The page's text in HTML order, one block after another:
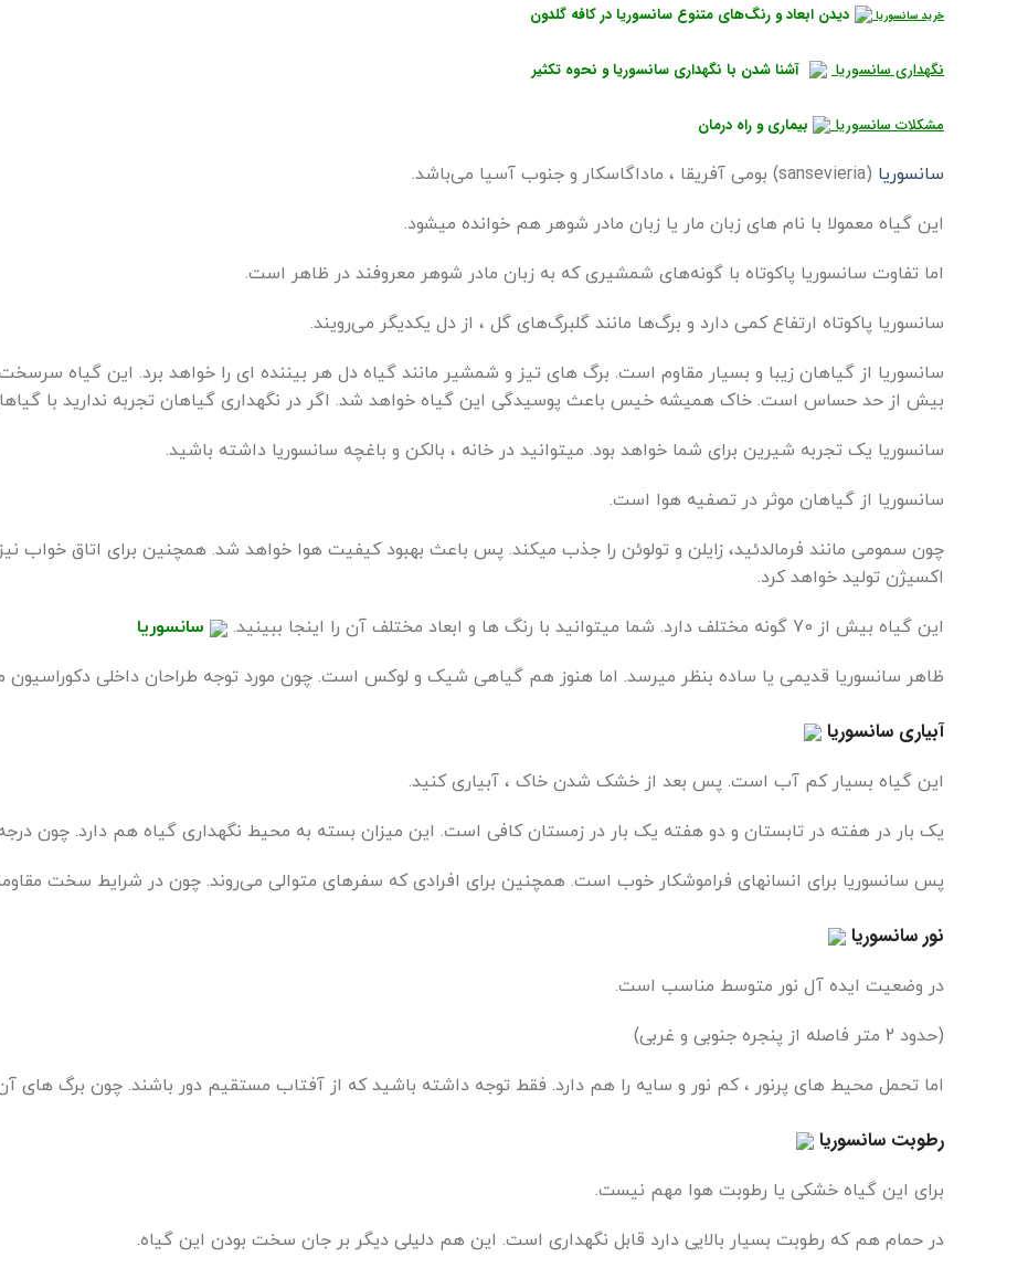
خرید سانسوریا دیدن ابعاد و رنگ‌های متنوع سانسوریا در کافه گلدون
نگهداری سانسوریا آشنا شدن با نگهداری سانسوریا و نحوه تکثیر
مشکلات سانسوریا بیماری و راه درمان
سانسوریا (sansevieria) بومی آفریقا ، ماداگاسکار و جنوب آسیا می‌باشد.
این گیاه معمولا با نام های زبان مار یا زبان مادر شوهر هم خوانده میشود.
اما تفاوت سانسوریا پاکوتاه با گونه‌های شمشیری که به زبان مادر شوهر معروفند در ظاهر است.
سانسوریا پاکوتاه ارتفاع کمی دارد و برگ‌ها مانند گلبرگ‌های گل ، از دل یکدیگر می‌رویند.
سانسوریا از گیاهان زیبا و بسیار مقاوم است. برگ های تیز و شمشیر مانند گیاه دل هر بیننده ای را خواهد برد. این گیاه سرسخت
بیش از حد حساس است. خاک همیشه خیس باعث پوسیدگی این گیاه خواهد شد. اگر در نگهداری گیاهان تجربه ندارید با
سانسوریا یک تجربه شیرین برای شما خواهد بود. میتوانید در خانه ، بالکن و باغچه سانسوریا داشته باشید.
سانسوریا از گیاهان موثر در تصفیه هوا است.
چون سمومی مانند فرمالدئید، زایلن و تولوئن را جذب میکند. پس باعث بهبود کیفیت هوا خواهد شد. همچنین برای اتاق خواب
اکسیژن تولید خواهد کرد.
این گیاه بیش از 70 گونه مختلف دارد. شما میتوانید با رنگ ها و ابعاد مختلف آن را اینجا ببینید. سانسوریا
ظاهر سانسوریا قدیمی یا ساده بنظر میرسد. اما هنوز هم گیاهی شیک و لوکس است. چون مورد توجه طراحان داخلی دکوراسیون
آبیاری سانسوریا
این گیاه بسیار کم آب است. پس بعد از خشک شدن خاک ، آبیاری کنید.
یک بار در هفته در تابستان و دو هفته یک بار در زمستان کافی است. این میزان بسته به محیط نگهداری گیاه هم دارد. چون
پس سانسوریا برای انسانهای فراموشکار خوب است. همچنین برای افرادی که سفرهای متوالی می‌روند. چون در شرایط سخت
نور سانسوریا
در وضعیت ایده آل نور متوسط مناسب است.
(حدود 2 متر فاصله از پنجره جنوبی و غربی)
اما تحمل محیط های پرنور ، کم نور و سایه را هم دارد. فقط توجه داشته باشید که از آفتاب مستقیم دور باشند. چون برگ
رطوبت سانسوریا
برای این گیاه خشکی یا رطوبت هوا مهم نیست.
در حمام هم که رطوبت بسیار بالایی دارد قابل نگهداری است. این هم دلیلی دیگر بر جان سخت بودن این گیاه.